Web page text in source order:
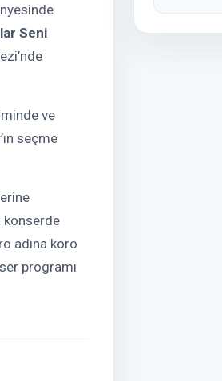
Seni
ve
seçme
konserde
adına koro
programı